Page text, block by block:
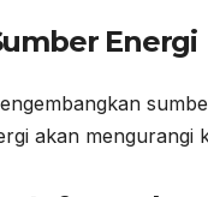
Energi
akan mengurangi